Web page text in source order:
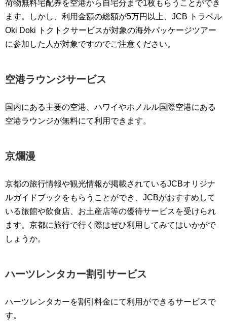
荷物無料宅配券を空港から自宅分まで1枚もらうことができ
ます。しかし、利用金額の総額が5万円以上、JCB トラベル
Oki Doki トクトクサービスが対象の海外パッケージツアー
に参加した人が対象ですのでご注意ください。
空港ラウンジサービス
国内にある主要の空港、ハワイやホノルル国際空港にある
空港ラウンジが無料にて利用できます。
京爛漫
京都の旅行情報や観光情報が掲載されているJCBオリジナ
ルガイドブックをもらうことができ、JCBがおすすめして
いる旅館や飲食店、お土産店等の優待サービスを受けられ
ます。京都に旅行で行く際はぜひ利用してみてはいかがで
しょうか。
ハーツレンタカー割引サービス
ハーツレンタカーを割引料金にて利用ができるサービスで
す。